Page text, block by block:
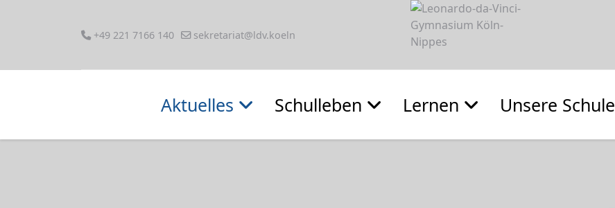
+49 221 7166 140 sekretariat@ldv.koeln
Aktuelles Schulleben Lernen Unsere Schule